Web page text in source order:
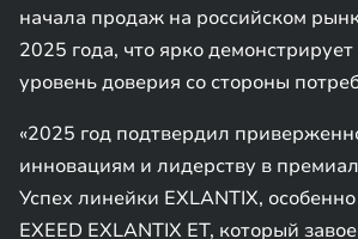
начала продаж на российском
2025 года, что ярко
уровень доверия со стороны
«2025 год подтвердил
инновациям и лидерству в
Успех линейки EXLANTIX,
EXEED EXLANTIX ET, который